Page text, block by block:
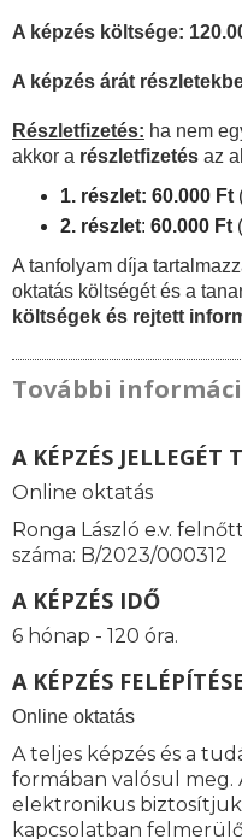
A képzés költsége:
A képzés árát
Részletfizetés: ha nem
akkor a részletfizetés az
1. részlet: 60.000 Ft
2. részlet: 60.000 Ft
A tanfolyam díja
oktatás költségét és a
költségek és rejtett
További
A KÉPZÉS JELLEGÉT
Online oktatás
Ronga László e.v.
száma: B/2023/000312
A KÉPZÉS IDŐ
6 hónap - 120 óra.
A KÉPZÉS
Online oktatás
A teljes képzés és a
formában valósul meg.
elektronikus
kapcsolatban